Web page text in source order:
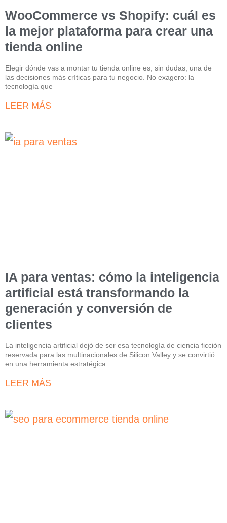
WooCommerce vs Shopify: cuál es
la mejor plataforma para crear una
tienda online
Elegir dónde vas a montar tu tienda online es, sin dudas, una de
las decisiones más críticas para tu negocio. No exagero: la
tecnología que
LEER MÁS
IA para ventas: cómo la inteligencia
artificial está transformando la
generación y conversión de
clientes
La inteligencia artificial dejó de ser esa tecnología de ciencia ficción
reservada para las multinacionales de Silicon Valley y se convirtió
en una herramienta estratégica
LEER MÁS